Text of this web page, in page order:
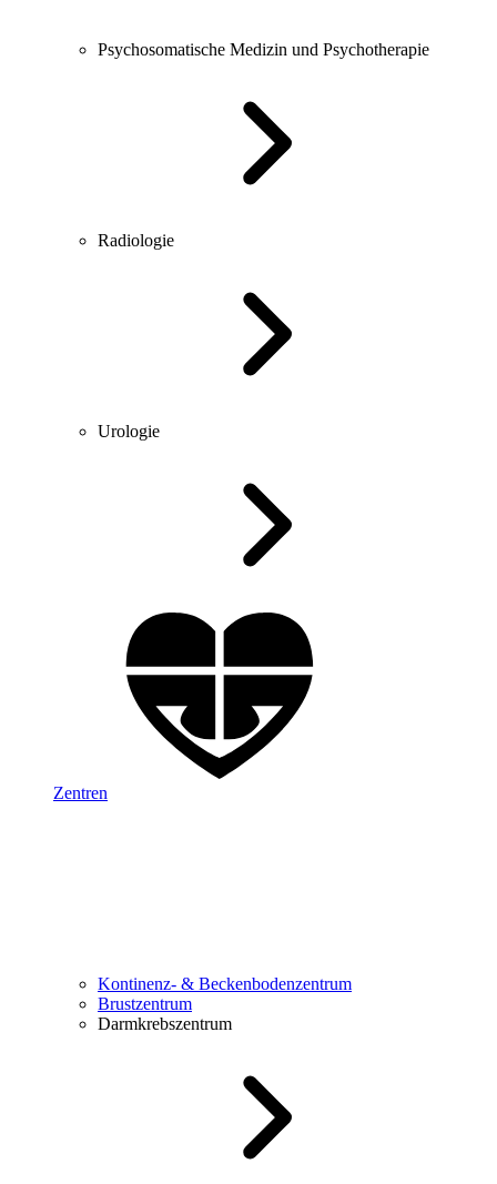
Psychosomatische Medizin und Psychotherapie
Radiologie
Urologie
Zentren
Kontinenz- & Beckenbodenzentrum
Brustzentrum
Darmkrebszentrum